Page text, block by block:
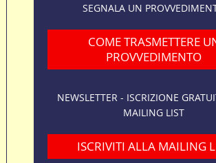
SEGNALA UN
COME TRASMETTERE
PROVVEDIMENTO
NEWSLETTER - ISCRIZIONE
MAILING LIST
ISCRIVITI ALLA MAILING